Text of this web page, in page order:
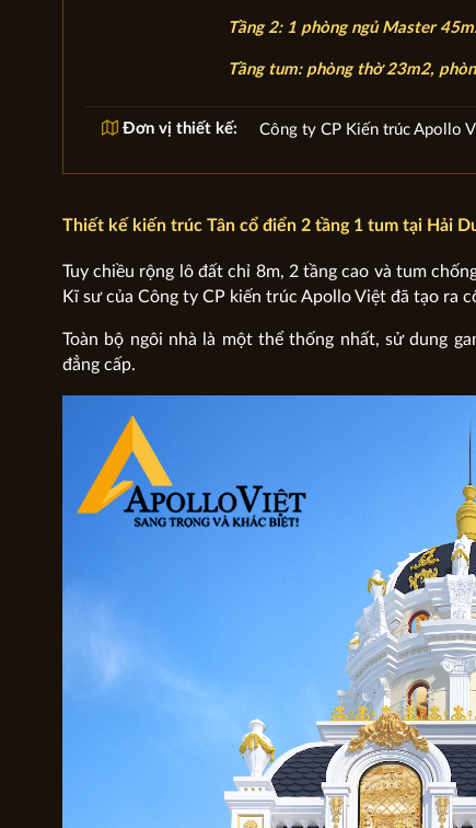
Tầng 2: 1 phòng ngủ Master
Tầng tum: phòng thờ 23m2,
Đơn vị thiết kế: Công ty CP Kiến trúc Apollo
Thiết kế kiến trúc Tân cổ điển 2 tầng 1 tum tại Hải
Tuy chiều rộng lô đất chỉ 8m, 2 tầng cao và tum
Kĩ sư của Công ty CP kiến trúc Apollo Việt đã tạo ra
Toàn bộ ngôi nhà là một thể thống nhất, sử dung
đẳng cấp.